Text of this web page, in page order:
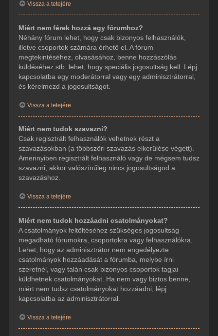
Vissza a tetejére
Miért nem férek hozzá egy fórumhoz?
Néhány fórum lehet, hogy csak bizonyos felhasználók,
illetve csoportok számára érhető el. A fórum
megtekintéséhez, olvasásához, benne hozzászólás
küldéséhez stb. lehet, hogy speciális jogosultság kell. Lépj
kapcsolatba egy moderátorral vagy egy adminisztrátorral,
és kérelmezd a jogosultságot.
Vissza a tetejére
Miért nem tudok szavazni?
Csak regisztrált felhasználók vehetnek részt a
szavazásokban (a többszöri szavazás elkerülése végett).
Amennyiben regisztrált felhasználó vagy de mégsem tudsz
szavazni, akkor valószínűleg nincs jogosultságod a
szavazáshoz.
Vissza a tetejére
Miért nem tudok hozzáadni csatolmányokat?
A csatolmányok feltöltéséhez szükséges jogosultság
megadható fórumokra, csoportokra vagy felhasználókra.
Lehet, hogy az adminisztrátor nem engedélyezte
csatolmányok hozzáadását a fórumba, melybe írni
szeretnél, vagy talán csak bizonyos csoportok tagjai
küldhetnek csatolmányokat. Ha nem vagy biztos benne,
miért nem tudsz csatolmányokat hozzáadni, lépj
kapcsolatba az adminisztrátorral.
Vissza a tetejére